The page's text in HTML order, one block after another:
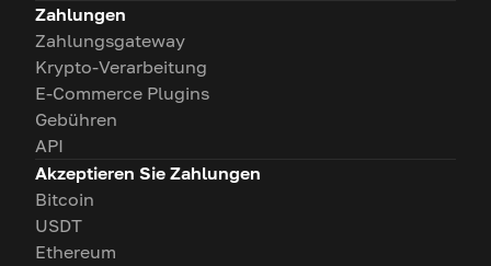
Zahlungen
Zahlungsgateway
Krypto-Verarbeitung
E-Commerce Plugins
Gebühren
API
Akzeptieren Sie Zahlungen
Bitcoin
USDT
Ethereum